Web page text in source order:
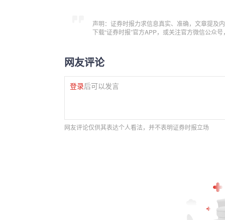
声明：证券时报力求信息真实、准确，文章提及
下载“证券时报”官方APP，或关注官方微信公众
网友评论
登录后可以发言
网友评论仅供其表达个人看法，并不表明证券时报立场